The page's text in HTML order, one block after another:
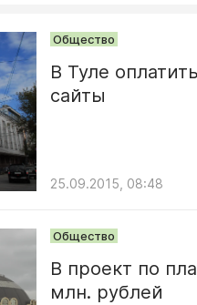
Общество
В Туле
сайты
25.09.2015, 08:48
Общество
В проект по
млн. рублей